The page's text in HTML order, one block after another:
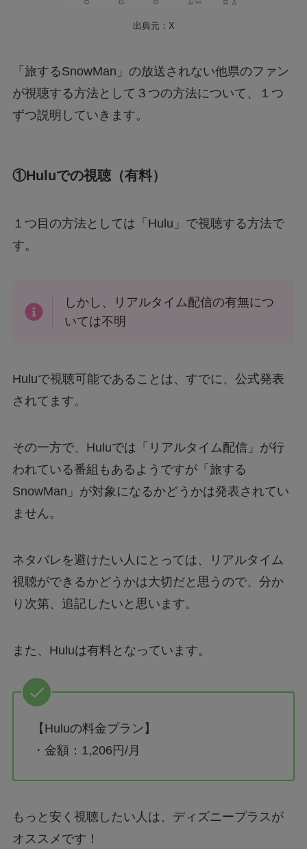
出典元：X
「旅するSnowMan」の放送されない他県のファン
が視聴する方法として３つの方法について、１つ
ずつ説明していきます。
①Huluでの視聴（有料）
１つ目の方法としては「Hulu」で視聴する方法で
す。
しかし、リアルタイム配信の有無につ
いては不明
Huluで視聴可能であることは、すでに、公式発表
されてます。
その一方で、Huluでは「リアルタイム配信」が行
われている番組もあるようですが「旅する
SnowMan」が対象になるかどうかは発表されてい
ません。
ネタバレを避けたい人にとっては、リアルタイム
視聴ができるかどうかは大切だと思うので、分か
り次第、追記したいと思います。
また、Huluは有料となっています。
【Huluの料金プラン】
・金額：1,206円/月
もっと安く視聴したい人は、ディズニープラスが
オススメです！